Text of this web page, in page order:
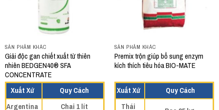
SẢN PHẨM KHÁC
Giải độc gan chiết xuất từ thiên
nhiên BEDGEN40® SFA
CONCENTRATE
Xuất Xứ
Quy Cách
Argentina
Chai 1 lít
SẢN PHẨM KHÁC
Premix trộn giúp bổ sung enzym
kích thích tiêu hóa BIO-MATE
Xuất Xứ
Quy Cách
Thái